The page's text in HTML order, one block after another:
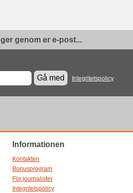
genom er e-post...
Gå med
Integritetspolicy
Informationen
Kontakten
Bonusprogram
För journalister
Integritetspolicy